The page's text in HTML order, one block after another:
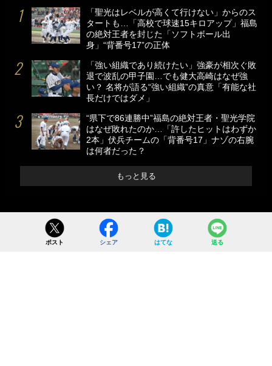
「聖光はレベルが高くて行けない」からのス
タートも…「高校で球速15キロアップ」福島
の絶対王者を封じた「ソフトボール出
身」“背番号17”の正体
「強い組織であり続けたい」強豪が相次ぐ敗
退で波乱の甲子園…でも健大高崎はなぜ強
い？ 名将が語る“強い組織”の真意「有能な社
長だけではダメ」
“県下で86連勝中”福島の絶対王者・聖光学院
はなぜ敗れたのか…「許したヒットはわずか
2本」伏兵チームの「背番号17」ナゾの右腕
は何者だった？
もっと見る
ポスト シェア はてな 送る